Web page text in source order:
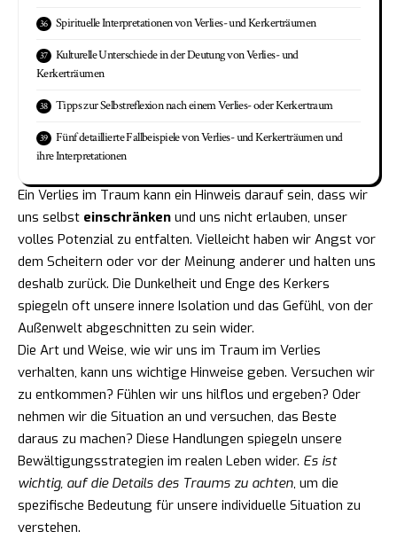
Spirituelle Interpretationen von Verlies- und Kerkerträumen
Kulturelle Unterschiede in der Deutung von Verlies- und
Kerkerträumen
Tipps zur Selbstreflexion nach einem Verlies- oder Kerkertraum
Fünf detaillierte Fallbeispiele von Verlies- und Kerkerträumen und
ihre Interpretationen
Ein Verlies im Traum kann ein Hinweis darauf sein, dass wir
uns selbst einschränken und uns nicht erlauben, unser
volles Potenzial zu entfalten. Vielleicht haben wir Angst vor
dem Scheitern oder vor der Meinung anderer und halten uns
deshalb zurück. Die Dunkelheit und Enge des Kerkers
spiegeln oft unsere innere Isolation und das Gefühl, von der
Außenwelt abgeschnitten zu sein wider.
Die Art und Weise, wie wir uns im Traum im Verlies
verhalten, kann uns wichtige Hinweise geben. Versuchen wir
zu entkommen? Fühlen wir uns hilflos und ergeben? Oder
nehmen wir die Situation an und versuchen, das Beste
daraus zu machen? Diese Handlungen spiegeln unsere
Bewältigungsstrategien im realen Leben wider. Es ist
wichtig, auf die Details des Traums zu achten, um die
spezifische Bedeutung für unsere individuelle Situation zu
verstehen.